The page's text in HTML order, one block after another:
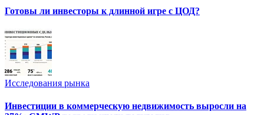
Готовы ли инвесторы к длинной игре с ЦОД?
Исследования рынка
Инвестиции в коммерческую недвижимость выросли на